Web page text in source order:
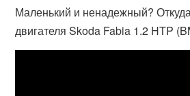
Маленький и ненадежный?
двигателя Skoda Fabia 1.2 HTP